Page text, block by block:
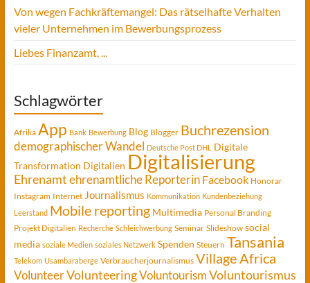
Von wegen Fachkräftemangel: Das rätselhafte Verhalten
vieler Unternehmen im Bewerbungsprozess
Liebes Finanzamt, ...
Schlagwörter
Afrika App Bank Bewerbung Blog Blogger Buchrezension
demographischer Wandel Deutsche Post DHL
Digitale
Transformation Digitalien Digitalisierung
Ehrenamtehrenamtliche Reporterin Facebook Honorar
Instagram Internet Journalismus Kommunikation Kundenbeziehung
Leerstand Mobile reporting Multimedia Personal Branding
Projekt Digitalien Recherche Schleichwerbung Seminar Slideshow social
media soziale Medien soziales Netzwerk Spenden Steuern Tansania
Telekom Usambaraberge Verbraucherjournalismus Village Africa
VolunteerVolunteeringVoluntourismVoluntourismus